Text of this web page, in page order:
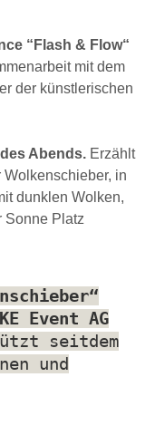
“Flash & Flow“
mit dem
der künstlerischen
Abends. Erzählt
in
dunklen Wolken,
Sonne Platz
Event AG
seitdem
und